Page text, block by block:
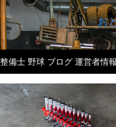
お
整備士 野球 ブログ 運営者情報